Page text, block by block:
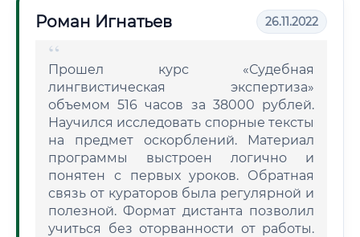
Роман Игнатьев 26.11.2022
Прошел курс «Судебная
лингвистическая экспертиза»
объемом 516 часов за 38000 рублей.
Научился исследовать спорные тексты
на предмет оскорблений. Материал
программы выстроен логично и
понятен с первых уроков. Обратная
связь от кураторов была регулярной и
полезной. Формат дистанта позволил
учиться без оторванности от работы.